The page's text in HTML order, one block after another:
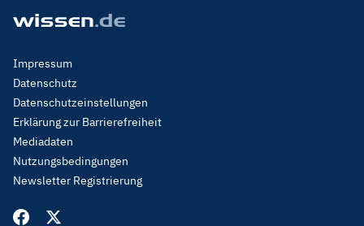
Footer
Menu
Legal
Impressum
Datenschutz
Datenschutzeinstellungen
Erklärung zur Barrierefreiheit
Mediadaten
Nutzungsbedingungen
Newsletter Registrierung